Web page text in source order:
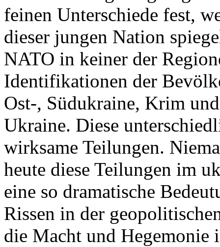
feinen Unterschiede fest,
dieser jungen Nation
NATO in keiner der
Identifikationen der
Ost-, Südukraine, Krim
Ukraine. Diese
wirksame Teilungen.
heute diese Teilungen im
eine so dramatische
Rissen in der
die Macht und Hegemonie